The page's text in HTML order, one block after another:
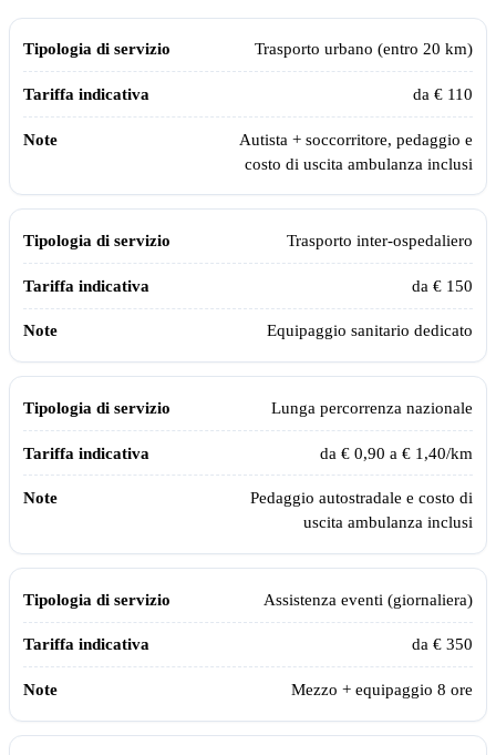
Tariffe indicative dei servizi Assistiamo Te aggiornate al 2026
Tipologia di servizio Tariffa indicativa
Trasporto urbano (entro 20 km)
da € 110
Autista + soccorritore, pedaggio e
costo di uscita ambulanza inclusi
Trasporto inter-ospedaliero
da € 150
Equipaggio sanitario dedicato
Lunga percorrenza nazionale
da € 0,90 a € 1,40/km
Pedaggio autostradale e costo di
uscita ambulanza inclusi
Assistenza eventi (giornaliera)
da € 350
Mezzo + equipaggio 8 ore